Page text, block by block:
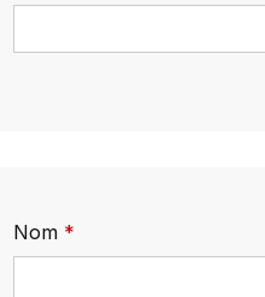
Nom